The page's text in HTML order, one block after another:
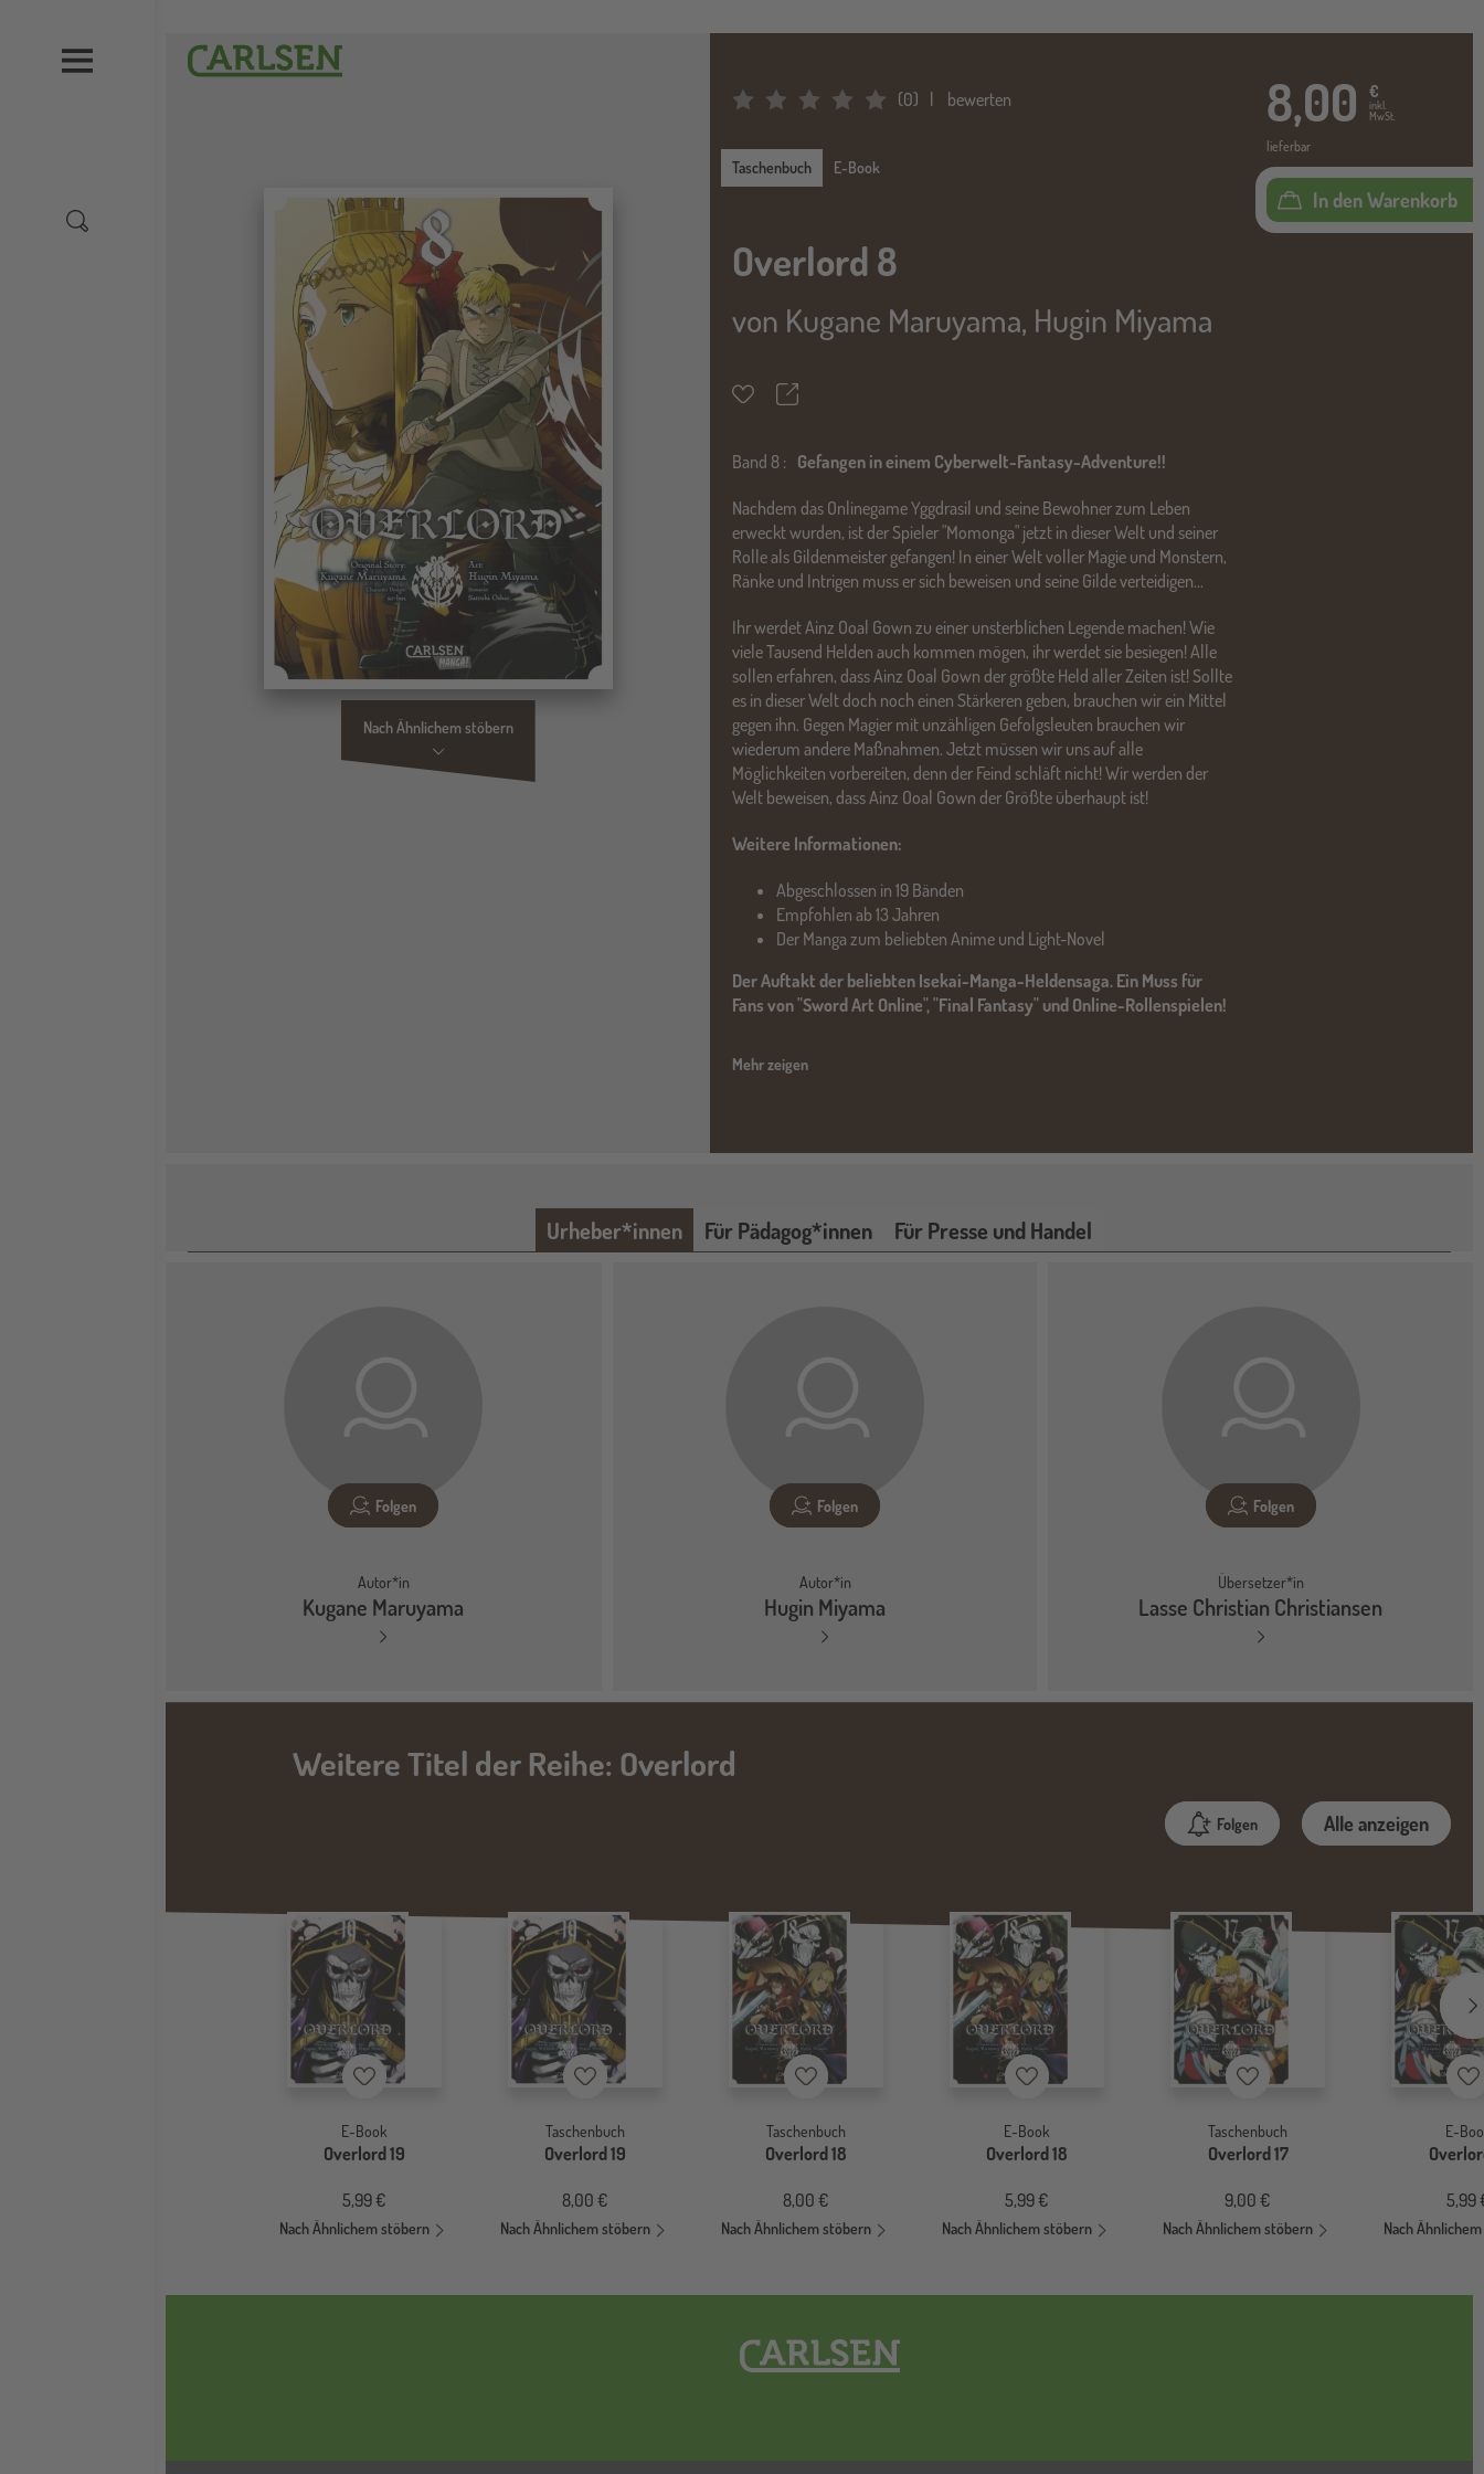
Carlsen
Nach Ähnlichem stöbern
Average Rating: 0 (0) bewerten
Taschenbuch
Taschenbuch
E-Book
Overlord 8
von Kugane Maruyama, Hugin Miyama
MerkzettelTeilen
Band 8 : Gefangen in einem Cyberwelt-Fantasy-Adventure!!
Nachdem das Onlinegame Yggdrasil und seine Bewohner zum Leben
erweckt wurden, ist der Spieler "Momonga" jetzt in dieser Welt und seiner
Rolle als Gildenmeister gefangen! In einer Welt voller Magie und Monstern,
Ränke und Intrigen muss er sich beweisen und seine Gilde verteidigen...
Ihr werdet Ainz Ooal Gown zu einer unsterblichen Legende machen! Wie
viele Tausend Helden auch kommen mögen, ihr werdet sie besiegen! Alle
sollen erfahren, dass Ainz Ooal Gown der größte Held aller Zeiten ist! Sollte
es in dieser Welt doch noch einen Stärkeren geben, brauchen wir ein Mittel
gegen ihn. Gegen Magier mit unzähligen Gefolgsleuten brauchen wir
wiederum andere Maßnahmen. Jetzt müssen wir uns auf alle
Möglichkeiten vorbereiten, denn der Feind schläft nicht! Wir werden der
Welt beweisen, dass Ainz Ooal Gown der Größte überhaupt ist!
Weitere Informationen:
Abgeschlossen in 19 Bänden
Empfohlen ab 13 Jahren
Der Manga zum beliebten Anime und Light-Novel
Der Auftakt der beliebten Isekai-Manga-Heldensaga. Ein Muss für
Fans von "Sword Art Online", "Final Fantasy" und Online-Rollenspielen!
Mehr zeigen
8,00 €
inkl.
MwSt.
lieferbar
In den Warenkorb
Urheber*innen Für Pädagog*innen Für Presse und Handel
Folgen
Autor*in
Kugane Maruyama
Folgen
Autor*in
Hugin Miyama
Folgen
Übersetzer*in
Lasse Christian Christiansen
Weitere Titel der Reihe: Overlord
Folgen Alle anzeigen
Merkzettel
E-Book
Overlord 19
5,99 €
Nach Ähnlichem stöbern
Merkzettel
Taschenbuch
Overlord 19
8,00 €
Nach Ähnlichem stöbern
Merkzettel
Taschenbuch
Overlord 18
8,00 €
Nach Ähnlichem stöbern
Merkzettel
E-Book
Overlord 18
5,99 €
Nach Ähnlichem stöbern
Merkzettel
Taschenbuch
Overlord 17
9,00 €
Nach Ähnlichem stöbern
E-
5,99
Nach